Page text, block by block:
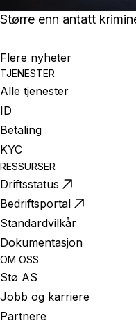
Større enn antatt
Flere nyheter
TJENESTER
Alle tjenester
ID
Betaling
KYC
RESSURSER
Driftsstatus
Bedriftsportal
Standardvilkår
Dokumentasjon
OM OSS
Stø AS
Jobb og karriere
Partnere